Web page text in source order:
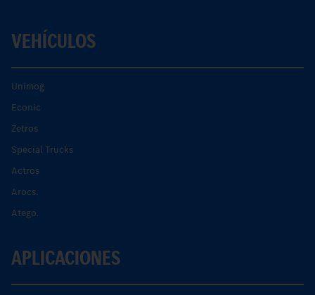
VEHÍCULOS
Unimog
Econic
Zetros
Special Trucks
Actros
Arocs.
Atego.
APLICACIONES